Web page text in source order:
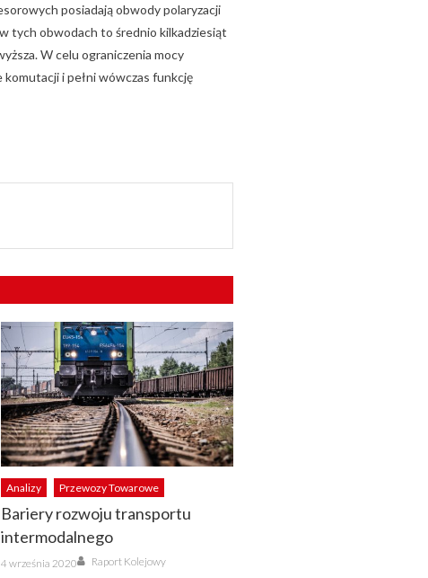
posiadają obwody polaryzacji
tych obwodach to średnio kilkadziesiąt
W celu ograniczenia mocy
i pełni wówczas funkcję
Analizy Przewozy Towarowe
Bariery rozwoju transportu
intermodalnego
Posted
on
4 września 2020 Author
Raport Kolejowy